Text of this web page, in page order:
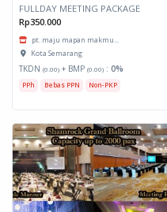
FULLDAY MEETING PACKAGE
Rp350.000
pt. maju mapan makmu...
Kota Semarang
TKDN (0.00) + BMP (0.00) : 0%
PPh Bebas PPN Non-PKP